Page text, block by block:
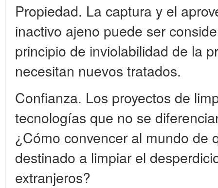
Propiedad. La captura y el
inactivo ajeno puede ser
principio de inviolabilidad de la
necesitan nuevos tratados.
Confianza. Los proyectos de
tecnologías que no se
¿Cómo convencer al mundo de
destinado a limpiar el
extranjeros?